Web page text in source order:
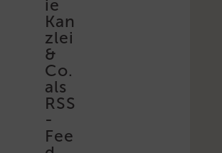
ie
Kan
zlei
&
Co.
als
RSS
-
Fee